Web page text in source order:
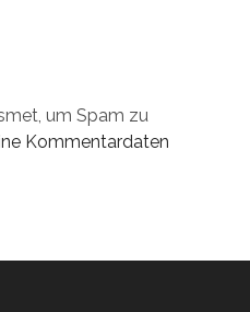
um Spam zu
Kommentardaten